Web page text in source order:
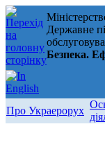
Державне
Безпека.
Про Украерорух